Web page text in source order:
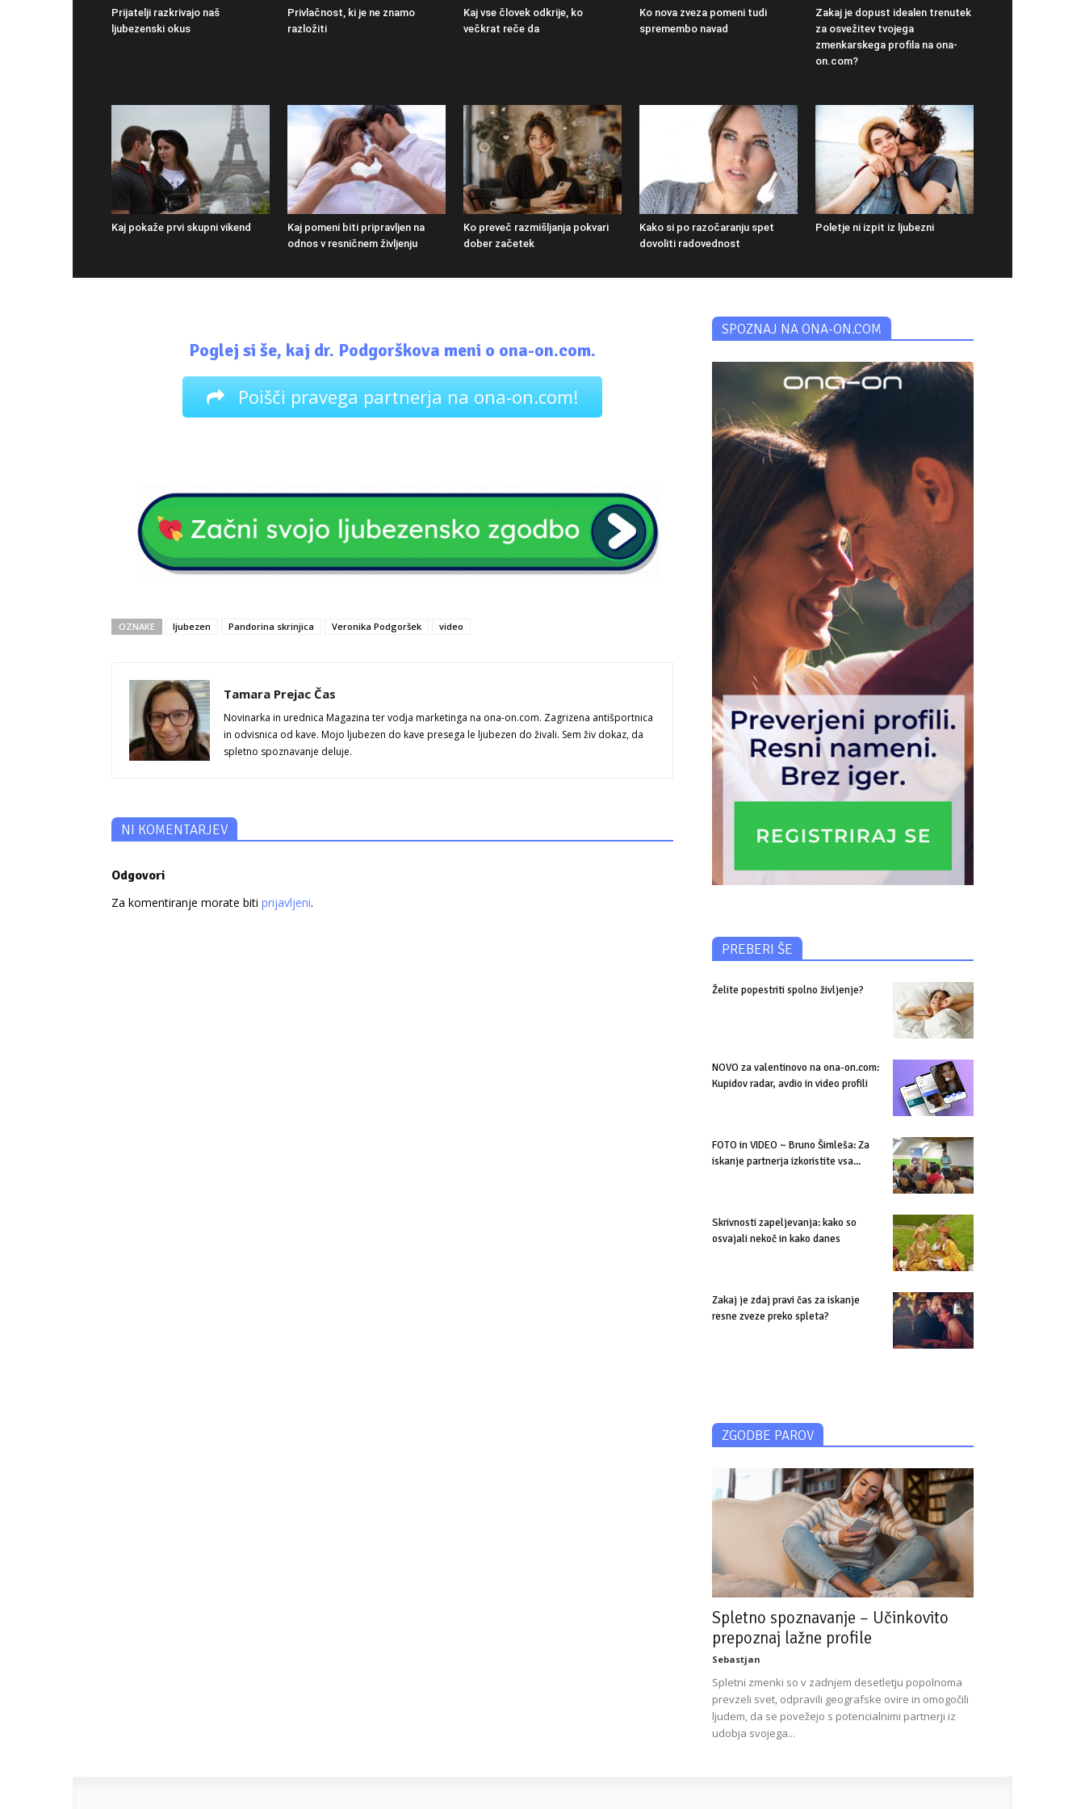
Prijatelji razkrivajo naš
ljubezenski okus
Privlačnost, ki je ne znamo
razložiti
Kaj vse človek odkrije, ko
večkrat reče da
Ko nova zveza pomeni tudi
spremembo navad
Zakaj je dopust idealen trenutek
za osvežitev tvojega
zmenkarskega profila na ona-
on.com?
Kaj pokaže prvi skupni vikend
Kaj pomeni biti pripravljen na
odnos v resničnem življenju
Ko preveč razmišljanja pokvari
dober začetek
Kako si po razočaranju spet
dovoliti radovednost
Poletje ni izpit iz ljubezni
Poglej si še, kaj dr. Podgorškova meni o ona-on.com.
Poišči pravega partnerja na ona-on.com!
OZNAKE ljubezen Pandorina skrinjica Veronika Podgoršek video
Tamara Prejac Čas
Novinarka in urednica Magazina ter vodja marketinga na ona-on.com. Zagrizena antišportnica
in odvisnica od kave. Mojo ljubezen do kave presega le ljubezen do živali. Sem živ dokaz, da
spletno spoznavanje deluje.
NI KOMENTARJEV
Odgovori
Za komentiranje morate biti prijavljeni.
SPOZNAJ NA ONA-ON.COM
PREBERI ŠE
Želite popestriti spolno življenje?
NOVO za valentinovo na ona-on.com:
Kupidov radar, avdio in video profili
FOTO in VIDEO ~ Bruno Šimleša: Za
iskanje partnerja izkoristite vsa...
Skrivnosti zapeljevanja: kako so
osvajali nekoč in kako danes
Zakaj je zdaj pravi čas za iskanje
resne zveze preko spleta?
ZGODBE PAROV
Spletno spoznavanje – Učinkovito
prepoznaj lažne profile
Sebastjan
Spletni zmenki so v zadnjem desetletju popolnoma
prevzeli svet, odpravili geografske ovire in omogočili
ljudem, da se povežejo s potencialnimi partnerji iz
udobja svojega...